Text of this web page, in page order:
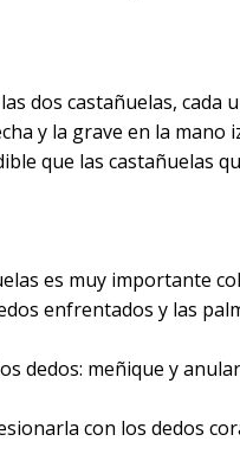
dos castañuelas,
y la grave en la
que las castañuelas
es muy importante
enfrentados y las
dedos: meñique y
con los dedos